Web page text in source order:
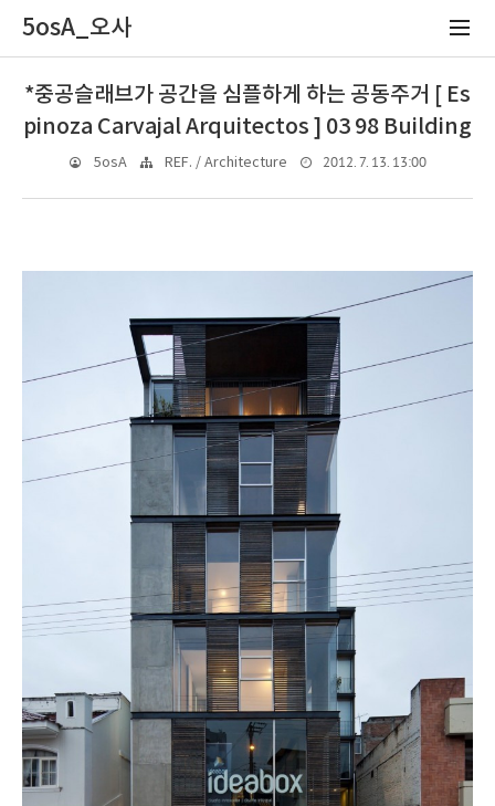
5osA_오사
*중공슬래브가 공간을 심플하게 하는 공동주거 [ Es
pinoza Carvajal Arquitectos ] 03 98 Building
5osA REF. / Architecture 2012. 7. 13. 13:00